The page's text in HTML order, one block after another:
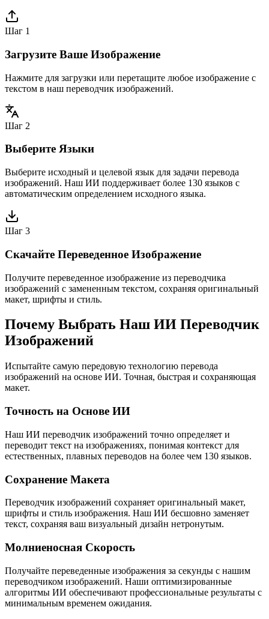
Шаг 1
Загрузите Ваше Изображение
Нажмите для загрузки или перетащите любое изображение с
текстом в наш переводчик изображений.
Шаг 2
Выберите Языки
Выберите исходный и целевой язык для задачи перевода
изображений. Наш ИИ поддерживает более 130 языков с
автоматическим определением исходного языка.
Шаг 3
Скачайте Переведенное Изображение
Получите переведенное изображение из переводчика
изображений с замененным текстом, сохраняя оригинальный
макет, шрифты и стиль.
Почему Выбрать Наш ИИ Переводчик
Изображений
Испытайте самую передовую технологию перевода
изображений на основе ИИ. Точная, быстрая и сохраняющая
макет.
Точность на Основе ИИ
Наш ИИ переводчик изображений точно определяет и
переводит текст на изображениях, понимая контекст для
естественных, плавных переводов на более чем 130 языков.
Сохранение Макета
Переводчик изображений сохраняет оригинальный макет,
шрифты и стиль изображения. Наш ИИ бесшовно заменяет
текст, сохраняя ваш визуальный дизайн нетронутым.
Молниеносная Скорость
Получайте переведенные изображения за секунды с нашим
переводчиком изображений. Наши оптимизированные
алгоритмы ИИ обеспечивают профессиональные результаты с
минимальным временем ожидания.